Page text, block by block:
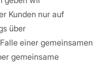
Kunden nur auf
über
einer gemeinsamen
gemeinsame